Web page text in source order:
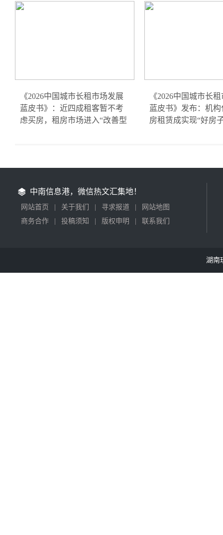
《2026中国城市长租市场发展
蓝皮书》：近四成租客暂不考
虑买房，租房市场进入“改善型
《2026中国城市长
蓝皮书》发布：机
房租赁成实现“好房
中南信息港，微信热文汇集地！
网站首页 关于我们 寻求报道
网站地图
商务合作
投稿须知 版权申明 联系我们
湖南